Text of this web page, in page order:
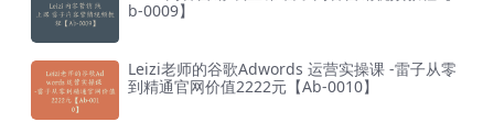
b-0009】
Leizi老师的谷歌Adwords 运营实操课 -雷子从零
到精通官网价值2222元【Ab-0010】